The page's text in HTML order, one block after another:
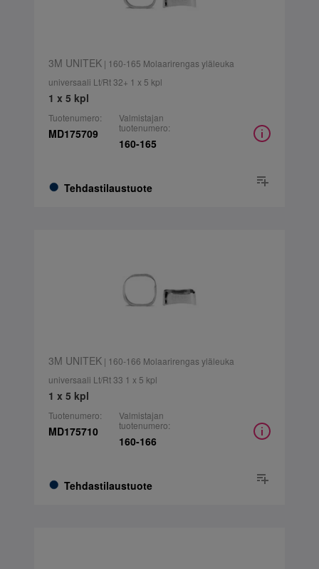
3M UNITEK| 160-165 Molaarirengas yläleuka
universaali Lt/Rt 32+ 1 x 5 kpl
1 x 5 kpl
Tuotenumero:
MD175709
Tehdastilaustuote
Valmistajan
tuotenumero:
160-165
3M UNITEK| 160-166 Molaarirengas yläleuka
universaali Lt/Rt 33 1 x 5 kpl
1 x 5 kpl
Tuotenumero:
MD175710
Tehdastilaustuote
Valmistajan
tuotenumero:
160-166